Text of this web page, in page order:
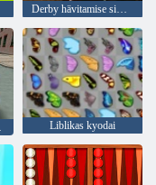
Derby hävitamise simulaator
Liblikas kyodai